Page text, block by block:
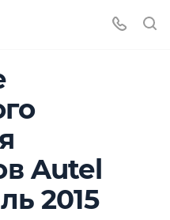
Autel
2015